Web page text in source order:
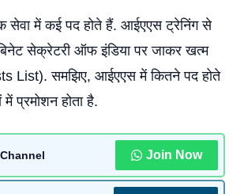
सेवा में कई पद होते हैं. आईएएस ट्रेनिंग से
सेक्रेटरी ऑफ इंडिया पर जाकर खत्म
List). समझिए, आईएएस में कितने पद होते
प्रमोशन होता है.
Join Now